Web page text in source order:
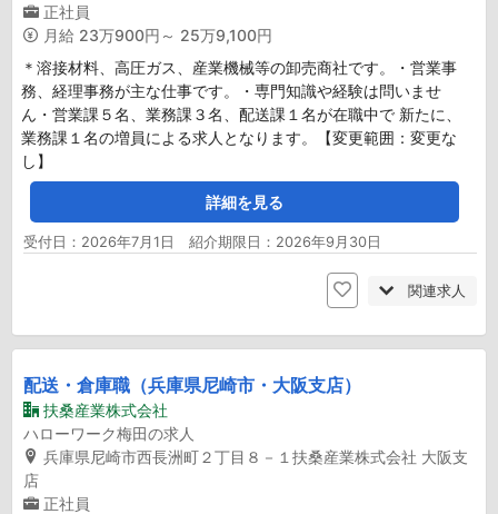
正社員
月給 23万900円～ 25万9,100円
＊溶接材料、高圧ガス、産業機械等の卸売商社です。・営業事
務、経理事務が主な仕事です。・専門知識や経験は問いませ
ん・営業課５名、業務課３名、配送課１名が在職中で 新たに、
業務課１名の増員による求人となります。【変更範囲：変更な
し】
詳細を見る
受付日：2026年7月1日 紹介期限日：2026年9月30日
関連求人
配送・倉庫職（兵庫県尼崎市・大阪支店）
扶桑産業株式会社
ハローワーク梅田の求人
兵庫県尼崎市西長洲町２丁目８－１扶桑産業株式会社 大阪支
店
正社員